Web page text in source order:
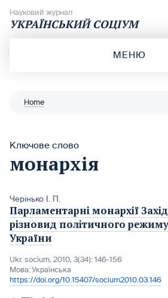
Науковий журнал
УКРАЇНСЬКИЙ СОЦІУМ
МЕНЮ
Home
Ключове слово
монархія
Черінько І. П.
Парламентарні монархії
різновид політичного
України
Ukr. socìum, 2010, 3(34): 146-156
Мова:Українська
https://doi.org/10.15407/socium2010.03.146